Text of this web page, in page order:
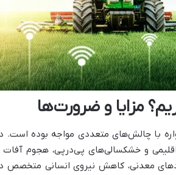
مزایا و ضرورت‌ها
با چالش‌های متعددی مواجه بوده است.
و خشکسالی‌های پی‌درپی، هجوم آفات
معدنی، کاهش نیروی انسانی متخصص